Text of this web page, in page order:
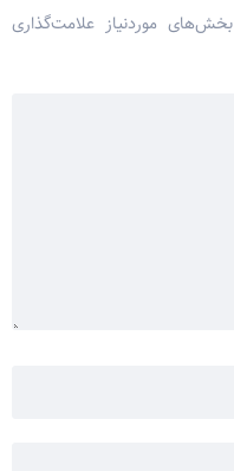
بخش‌های موردنیاز علامت‌گذاری